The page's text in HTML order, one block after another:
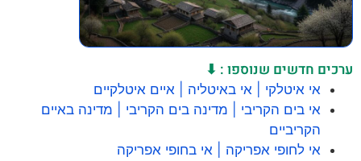
ערכים חדשים שנוספו : ⬇
אי איטלקי | אי באיטליה | איים איטלקיים
אי בים הקריבי | מדינה בים הקריבי | מדינה באיים
הקריביים
אי לחופי אפריקה | אי בחופי אפריקה